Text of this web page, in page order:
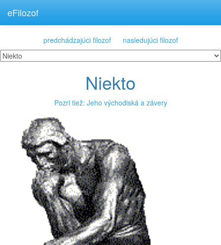
eFilozof
predchádzajúci filozof nasledujúci filozof
Niekto
Pozri tiež: Jeho východiská a závery